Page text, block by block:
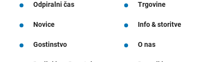
Odpiralni čas Trgovine
Novice Info & storitve
Gostinstvo O nas